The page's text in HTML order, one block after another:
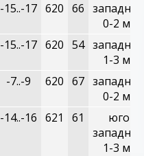
-15..-17 620 66
0-2 м/с
-15..-17 620 54
1-3 м/с
-7..-9 620 67
0-2 м/с
-14..-16 621 61
юго-
1-3 м/с